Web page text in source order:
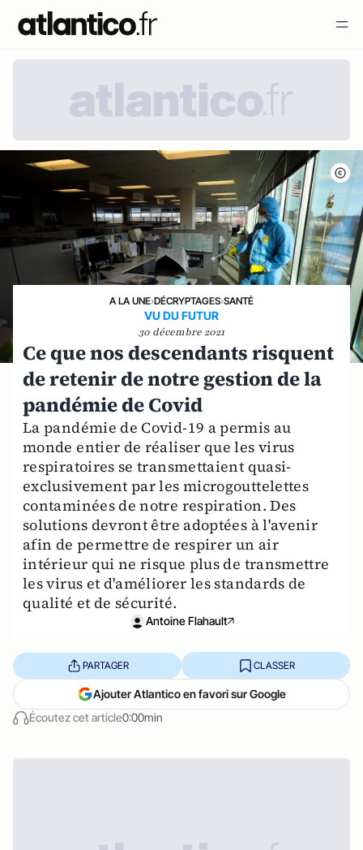
A LA UNE›DÉCRYPTAGES›SANTÉ
VU DU FUTUR
30 décembre 2021
Ce que nos descendants risquent
de retenir de notre gestion de la
pandémie de Covid
La pandémie de Covid-19 a permis au
monde entier de réaliser que les virus
respiratoires se transmettaient quasi-
exclusivement par les microgouttelettes
contaminées de notre respiration. Des
solutions devront être adoptées à l'avenir
afin de permettre de respirer un air
intérieur qui ne risque plus de transmettre
les virus et d'améliorer les standards de
qualité et de sécurité.
Antoine Flahault
Écoutez cet article0:00min
PARTAGER CLASSER
Ajouter Atlantico en favori sur Google